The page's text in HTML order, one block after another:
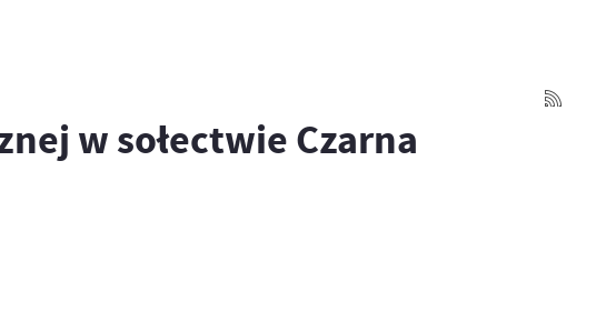
w sołectwie Czarna